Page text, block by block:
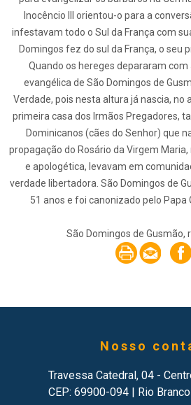
Inocêncio III orientou-o para a
infestavam todo o Sul da França com
Domingos fez do sul da França, o seu
Quando os hereges depararam
evangélica de São Domingos de
Verdade, pois nesta altura já nascia, no
primeira casa dos Irmãos Pregadores,
Dominicanos (cães do Senhor) que
propagação do Rosário da Virgem
e apologética, levavam em
verdade libertadora. São Domingos de
51 anos e foi canonizado pelo Papa
São Domingos de Gusmão,
Nosso
Travessa Catedral, 04 -
CEP: 69900-094 | Rio